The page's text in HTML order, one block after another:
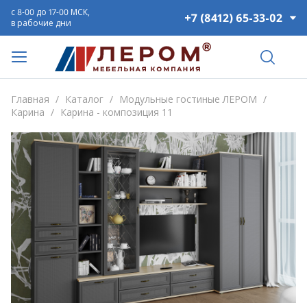
+7 (8412) 65-33-02
с 8-00 до 17-00 МСК,
в рабочие дни
Главная / Каталог / Модульные гостиные ЛЕРОМ /
Карина / Карина - композиция 11